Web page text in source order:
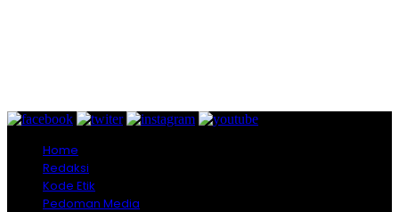
Home
Redaksi
Kode Etik
Pedoman Media